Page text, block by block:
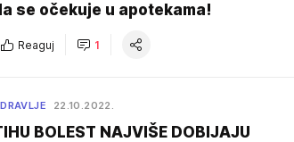
se očekuje u apotekama!
Reaguj 1
22.10.2022.
BOLEST NAJVIŠE DOBIJAJU